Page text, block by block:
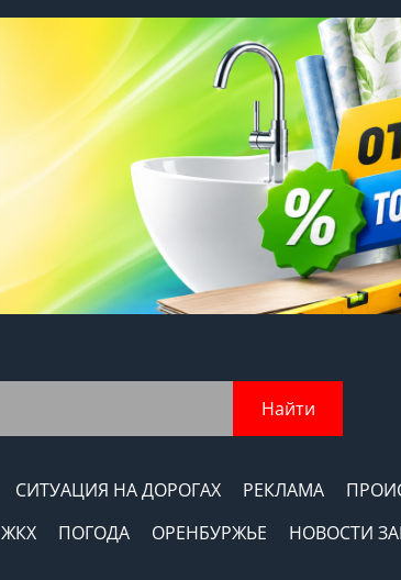
Найти
СИТУАЦИЯ НА ДОРОГАХ РЕКЛАМА
ЖКХ ПОГОДА ОРЕНБУРЖЬЕ
НОВОСТИ